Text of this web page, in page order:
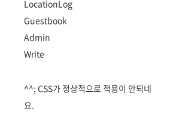
LocationLog
Guestbook
Admin
Write
^^; CSS가 정상적으로 적용이 안되네
요.